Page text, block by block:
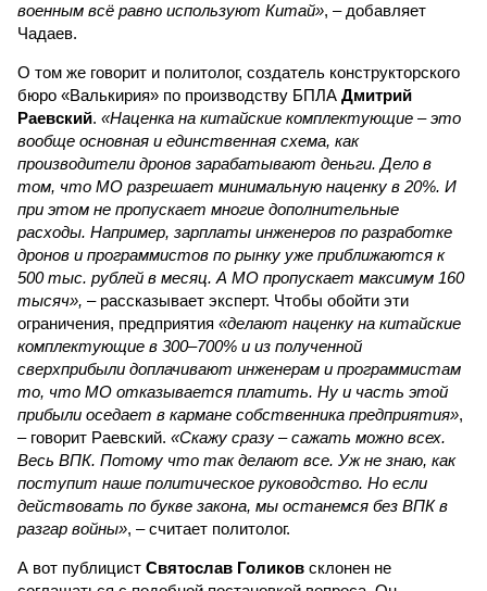
военным всё равно используют Китай», – добавляет
Чадаев.
О том же говорит и политолог, создатель конструкторского
бюро «Валькирия» по производству БПЛА Дмитрий
Раевский. «Наценка на китайские комплектующие – это
вообще основная и единственная схема, как
производители дронов зарабатывают деньги. Дело в
том, что МО разрешает минимальную наценку в 20%. И
при этом не пропускает многие дополнительные
расходы. Например, зарплаты инженеров по разработке
дронов и программистов по рынку уже приближаются к
500 тыс. рублей в месяц. А МО пропускает максимум 160
тысяч», – рассказывает эксперт. Чтобы обойти эти
ограничения, предприятия «делают наценку на китайские
комплектующие в 300–700% и из полученной
сверхприбыли доплачивают инженерам и программистам
то, что МО отказывается платить. Ну и часть этой
прибыли оседает в кармане собственника предприятия»,
– говорит Раевский. «Скажу сразу – сажать можно всех.
Весь ВПК. Потому что так делают все. Уж не знаю, как
поступит наше политическое руководство. Но если
действовать по букве закона, мы останемся без ВПК в
разгар войны», – считает политолог.
А вот публицист Святослав Голиков склонен не